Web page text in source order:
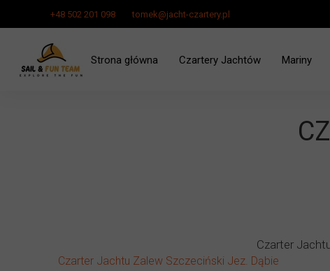
+48 502 201 098 tomek@jacht-czartery.pl
Strona główna Czartery Jachtów Mariny
Czarter
Czarter Jachtu Zalew Szczeciński Jez. Dąbie